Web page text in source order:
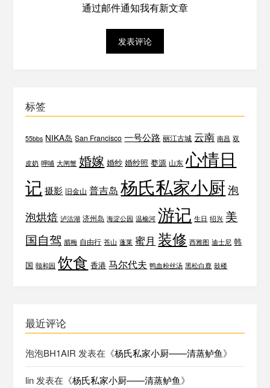
通过邮件通知我有新文章
标签
55bbs NIKA岛 San Francisco 一号公路 丽江古城 云南 南昌 双
皮奶 呷哺 大闸蟹 婚嫁 婚纱 婚纱照 婺源 山东 心情日
记 摄影 旧金山 普吉岛 杨氏私家小厨 泡
泡烘焙 泸沽湖 济州岛 海淀公园 温榆河 游记 生日 绍兴 美
国自驾 腊梅 自由行 苍山 蓬莱 蜜月 装修 西雅图 迪士尼 韩
国 颐和园 饮食 香港 马尔代夫 鸭血粉丝汤 黑松白鹿 鼓楼
最近评论
泡泡BH1AIR 发表在《杨氏私家小厨——清蒸鲈鱼》
lin发表在《杨氏私家小厨——清蒸鲈鱼》